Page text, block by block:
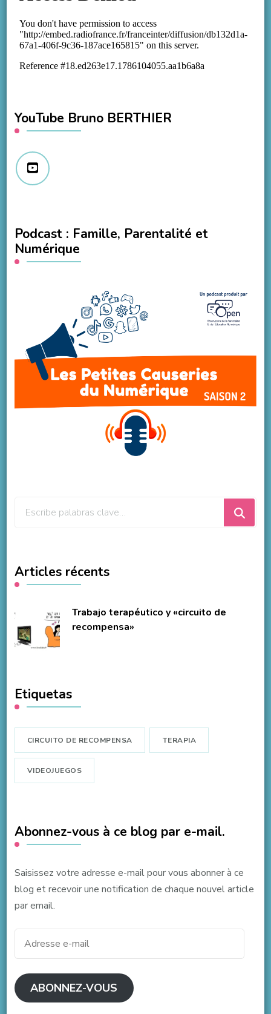
YouTube Bruno BERTHIER
Podcast : Famille, Parentalité et
Numérique
Articles récents
Trabajo terapéutico y «circuito de
recompensa»
Etiquetas
CIRCUITO DE RECOMPENSA TERAPIA
VIDEOJUEGOS
Abonnez-vous à ce blog par e-mail.
Saisissez votre adresse e-mail pour vous abonner à ce
blog et recevoir une notification de chaque nouvel article
par email.
ABONNEZ-VOUS